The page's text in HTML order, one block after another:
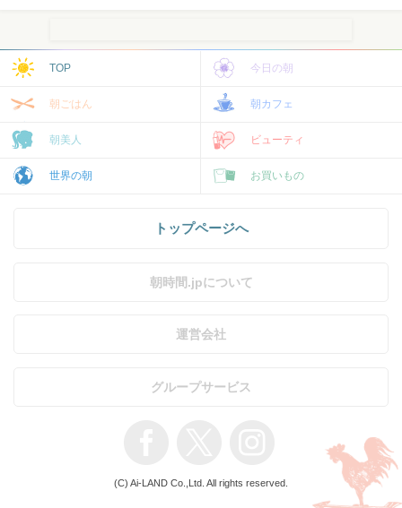
TOP 今日の朝
朝ごはん 朝カフェ
朝美人 ビューティ
世界の朝 お買いもの
トップページへ
朝時間.jpについて
運営会社
グループサービス
(C) Ai-LAND Co.,Ltd. All rights reserved.